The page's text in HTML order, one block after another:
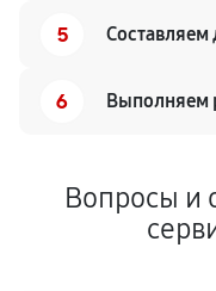
5 Составляем
6 Выполняем
Вопросы и